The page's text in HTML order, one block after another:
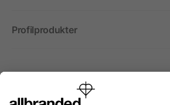
Profilprodukter
Internationellt